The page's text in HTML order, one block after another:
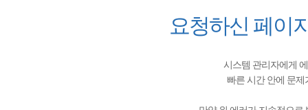
요청하신 페이
시스템 관리자에게
빠른 시간 안에 문